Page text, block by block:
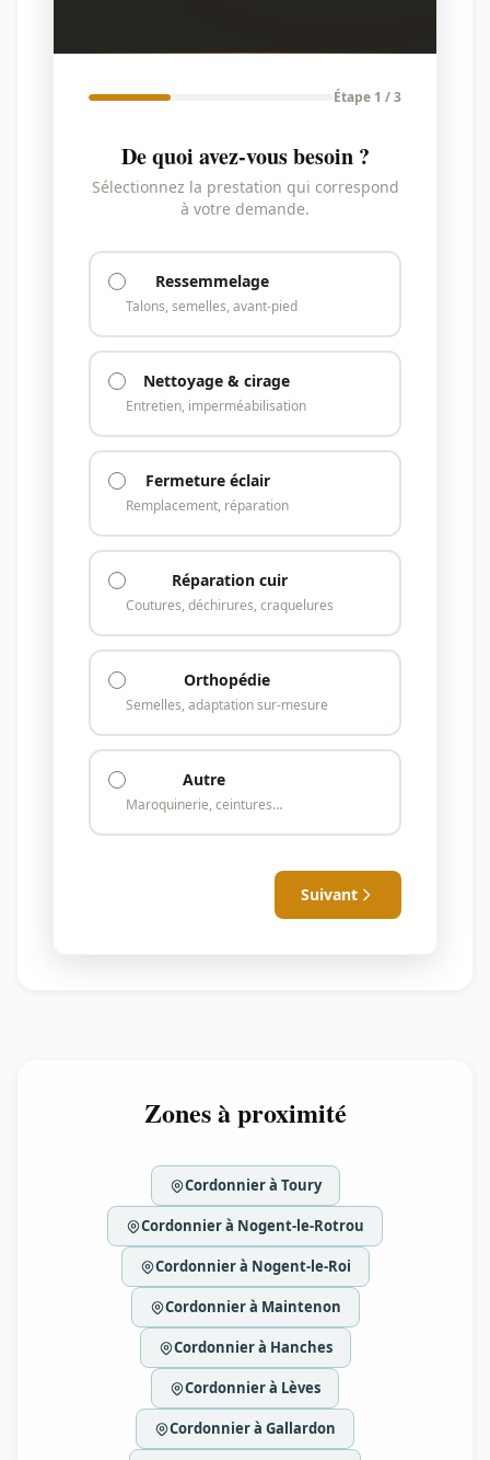
Étape 1 / 3
De quoi avez-vous besoin ?
Sélectionnez la prestation qui correspond
à votre demande.
Ressemmelage
Talons, semelles, avant-pied
Nettoyage & cirage
Entretien, imperméabilisation
Fermeture éclair
Remplacement, réparation
Réparation cuir
Coutures, déchirures, craquelures
Orthopédie
Semelles, adaptation sur-mesure
Autre
Maroquinerie, ceintures…
Suivant
Zones à proximité
Cordonnier à Toury
Cordonnier à Nogent-le-Rotrou
Cordonnier à Nogent-le-Roi
Cordonnier à Maintenon
Cordonnier à Hanches
Cordonnier à Lèves
Cordonnier à Gallardon